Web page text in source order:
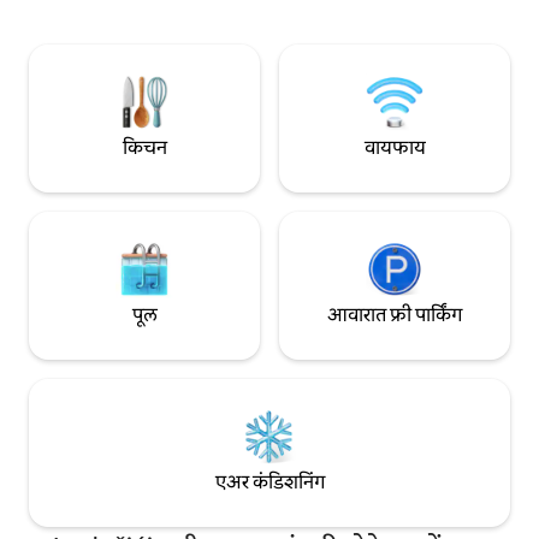
दरवाजापासून विभक्त
टेरेस आणि विनामूल्य
किचन वायफाय
पूल आवारात फ्री पार्किंग
एअर कंडिशनिंग